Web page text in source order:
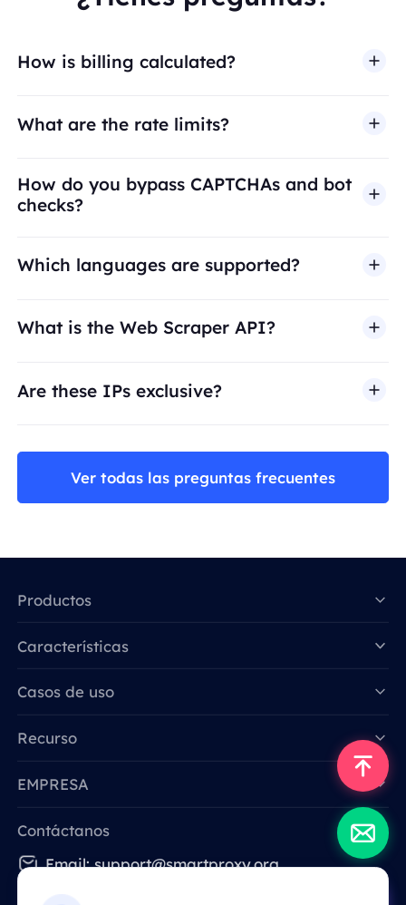
How is billing calculated?
What are the rate limits?
How do you bypass CAPTCHAs and bot
checks?
Which languages are supported?
What is the Web Scraper API?
Are these IPs exclusive?
Ver todas las preguntas frecuentes
Productos
Características
Casos de uso
Recurso
EMPRESA
Contáctanos
Email: support@smartproxy.org